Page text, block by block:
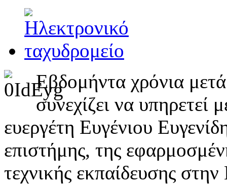
Εβδομήντα χρόνια
συνεχίζει να υπηρετεί
ευεργέτη Ευγένιου
επιστήμης, της
τεχνικής εκπαίδευσης